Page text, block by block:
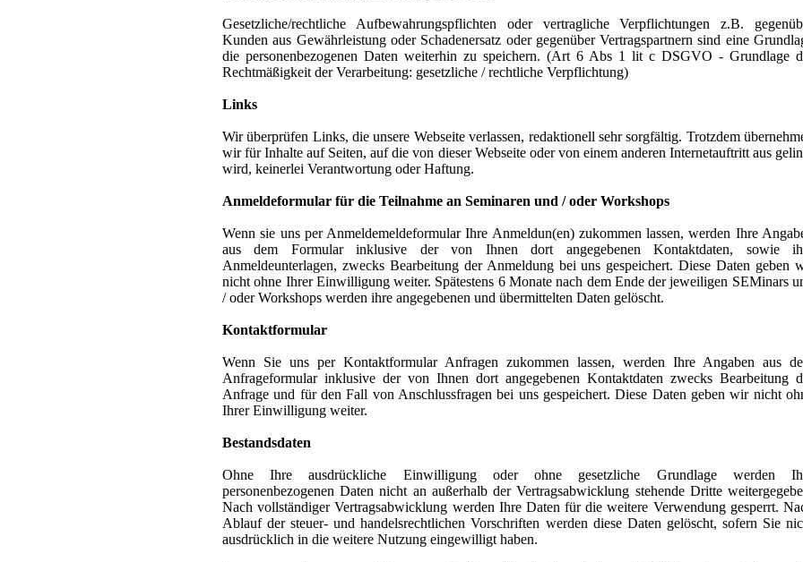
Gesetzliche/rechtliche Aufbewahrungspflichten oder vertragliche Verpflichtungen z.B.
Kunden aus Gewährleistung oder Schadenersatz oder gegenüber Vertragspartnern sind eine
die personenbezogenen Daten weiterhin zu speichern. (Art 6 Abs 1 lit c DSGVO - Grundlage
Rechtmäßigkeit der Verarbeitung: gesetzliche / rechtliche Verpflichtung)
Links
Wir überprüfen Links, die unsere Webseite verlassen, redaktionell sehr sorgfältig. Trotzdem
wir für Inhalte auf Seiten, auf die von dieser Webseite oder von einem anderen Internetauftritt aus
wird, keinerlei Verantwortung oder Haftung.
Anmeldeformular für die Teilnahme an Seminaren und / oder Workshops
Wenn sie uns per Anmeldemeldeformular Ihre Anmeldun(en) zukommen lassen, werden Ihre
aus dem Formular inklusive der von Ihnen dort angegebenen Kontaktdaten, sowie
Anmeldeunterlagen, zwecks Bearbeitung der Anmeldung bei uns gespeichert. Diese Daten geben
nicht ohne Ihrer Einwilligung weiter. Spätestens 6 Monate nach dem Ende der jeweiligen SEMinars
/ oder Workshops werden ihre angegebenen und übermittelten Daten gelöscht.
Kontaktformular
Wenn Sie uns per Kontaktformular Anfragen zukommen lassen, werden Ihre Angaben aus
Anfrageformular inklusive der von Ihnen dort angegebenen Kontaktdaten zwecks Bearbeitung
Anfrage und für den Fall von Anschlussfragen bei uns gespeichert. Diese Daten geben wir nicht
Ihrer Einwilligung weiter.
Bestandsdaten
Ohne Ihre ausdrückliche Einwilligung oder ohne gesetzliche Grundlage werden
personenbezogenen Daten nicht an außerhalb der Vertragsabwicklung stehende Dritte
Nach vollständiger Vertragsabwicklung werden Ihre Daten für die weitere Verwendung gesperrt.
Ablauf der steuer- und handelsrechtlichen Vorschriften werden diese Daten gelöscht, sofern Sie
ausdrücklich in die weitere Nutzung eingewilligt haben.